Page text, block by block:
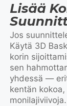
Lisää
Jos
Käytä 3D
korin
sen
yhdessä —
kentän
monilajiviivoja.